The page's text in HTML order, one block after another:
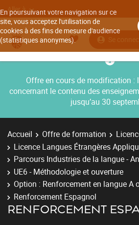
En poursuivant votre navigation sur ce
site, vous acceptez l'utilisation de
cookies à des fins de mesure d'audience
(statistiques anonymes).
Aller à
Se
Offre en cours de modification
concernant le contenu des
jusqu’au 30
Accueil Offre de formation
Licence Langues Étrangères
Parcours Industries de la langue -
UE6 - Méthodologie et ouverture
Option : Renforcement en langue A
Renforcement Espagnol
RENFORCEMENT